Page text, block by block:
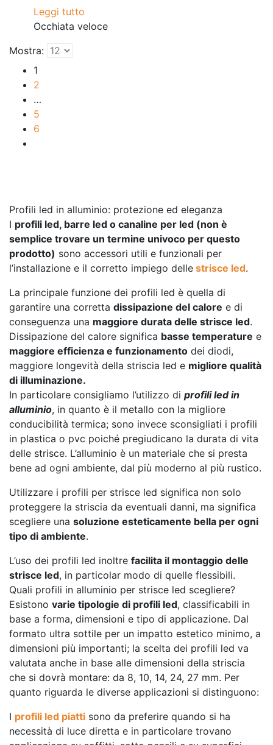
Leggi tutto
Occhiata veloce
Mostra:
1
2
…
5
6
Profili led in alluminio: protezione ed eleganza
I profili led, barre led o canaline per led (non è
semplice trovare un termine univoco per questo
prodotto) sono accessori utili e funzionali per
l’installazione e il corretto impiego delle strisce led.
La principale funzione dei profili led è quella di
garantire una corretta dissipazione del calore e di
conseguenza una maggiore durata delle strisce led.
Dissipazione del calore significa basse temperature e
maggiore efficienza e funzionamento dei diodi,
maggiore longevità della striscia led e migliore qualità
di illuminazione.
In particolare consigliamo l’utilizzo di profili led in
alluminio, in quanto è il metallo con la migliore
conducibilità termica; sono invece sconsigliati i profili
in plastica o pvc poiché pregiudicano la durata di vita
delle strisce. L’alluminio è un materiale che si presta
bene ad ogni ambiente, dal più moderno al più rustico.
Utilizzare i profili per strisce led significa non solo
proteggere la striscia da eventuali danni, ma significa
scegliere una soluzione esteticamente bella per ogni
tipo di ambiente.
L’uso dei profili led inoltre facilita il montaggio delle
strisce led, in particolar modo di quelle flessibili.
Quali profili in alluminio per strisce led scegliere?
Esistono varie tipologie di profili led, classificabili in
base a forma, dimensioni e tipo di applicazione. Dal
formato ultra sottile per un impatto estetico minimo, a
dimensioni più importanti; la scelta dei profili led va
valutata anche in base alle dimensioni della striscia
che si dovrà montare: da 8, 10, 14, 24, 27 mm. Per
quanto riguarda le diverse applicazioni si distinguono:
I profili led piatti sono da preferire quando si ha
necessità di luce diretta e in particolare trovano